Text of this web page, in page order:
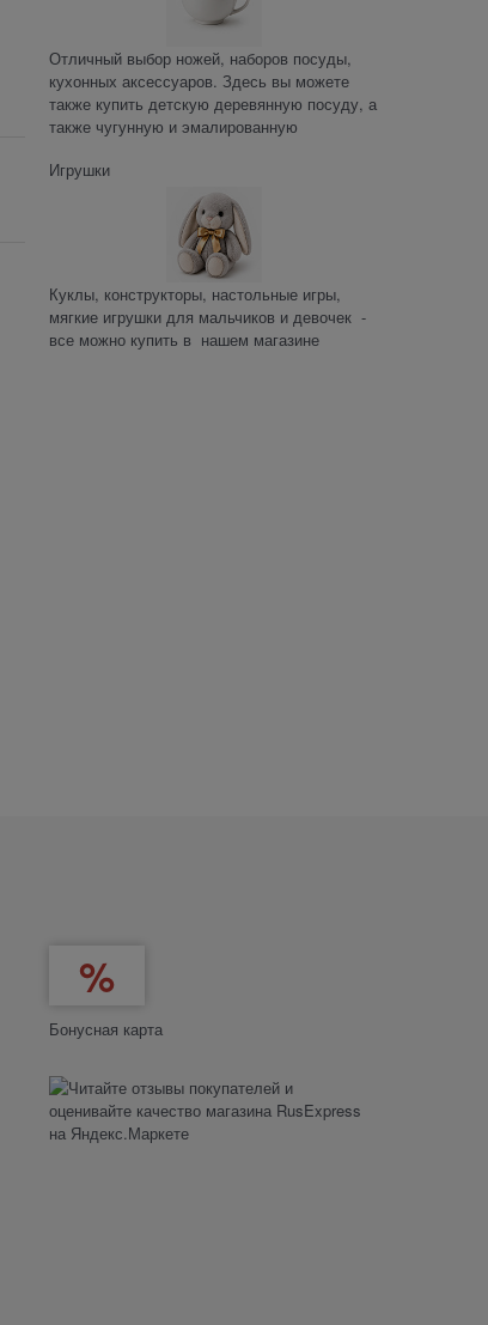
Отличный выбор ножей, наборов посуды,
кухонных аксессуаров. Здесь вы можете
также купить детскую деревянную посуду, а
также чугунную и эмалированную
Игрушки
Куклы, конструкторы, настольные игры,
мягкие игрушки для мальчиков и девочек -
все можно купить в нашем магазине
Бонусная карта